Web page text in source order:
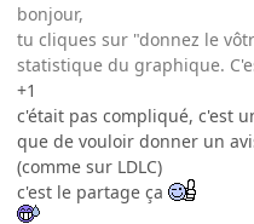
bonjour,
tu cliques sur "donnez le
statistique du graphique.
+1
c'était pas compliqué, c'est
que de vouloir donner un
(comme sur LDLC)
c'est le partage ça